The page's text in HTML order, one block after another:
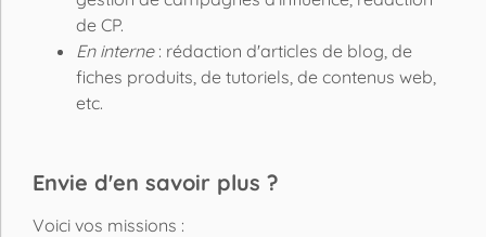
de CP.
En interne: rédaction d'articles de blog, de
fiches produits, de tutoriels, de contenus web,
etc.
Envie d'en savoir plus ?
Voici vos missions :